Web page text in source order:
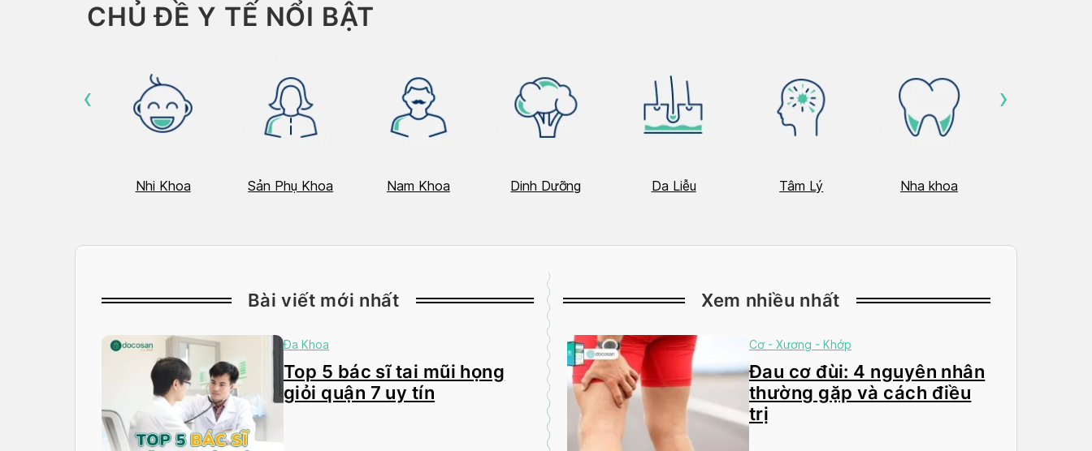
CHỦ ĐỀ Y TẾ NỔI BẬT
Nhi Khoa Sản Phụ Khoa Nam Khoa Dinh Dưỡng Da Liễu Tâm Lý Nha khoa
‹ ›
Bài viết mới nhất
Đa Khoa
Top 5 bác sĩ tai mũi họng
giỏi quận 7 uy tín
Xem nhiều nhất
Cơ - Xương - Khớp
Đau cơ đùi: 4 nguyên nhân
thường gặp và cách điều
trị